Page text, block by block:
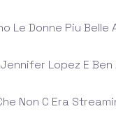
Le Donne Piu Belle
Jennifer Lopez E
Non C Era